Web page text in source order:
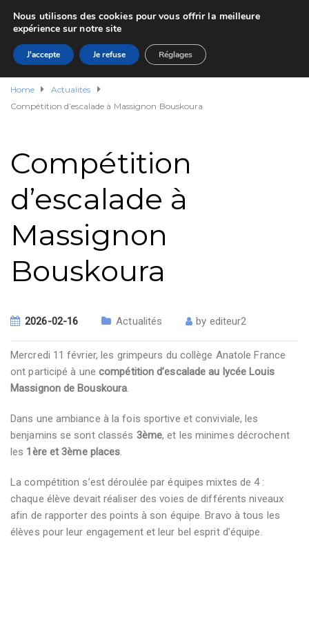
Home
Actualités
Compétition d’escalade à Massignon Bouskoura
Compétition
d’escalade à
Massignon
Bouskoura
2026-02-16 Actualités by editeur2
Mercredi 11 février, les grimpeurs du collège Anatole France
ont participé à une compétition d’escalade au lycée Louis
Massignon de Bouskoura.
Dans une ambiance à la fois sportive et conviviale, les
benjamins se sont classés 3ème, et les minimes décrochent
les 1ère et 3ème places.
La compétition s’est déroulée par équipes mixtes de 4 :
chaque élève devait réaliser des voies de différents niveaux
afin de rapporter des points à son équipe. Bravo à tous les
élèves pour leur engagement et leur bel esprit d’équipe.
Nous utilisons des cookies pour vous offrir la meilleure
expérience sur notre site
J'accepte Je refuse Réglages